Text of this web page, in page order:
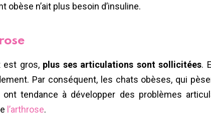
obèse n’ait plus besoin d’insuline.
est gros, plus ses articulations sont sollicitées.
Par conséquent, les chats obèses, qui
ont tendance à développer des problèmes
l’arthrose.